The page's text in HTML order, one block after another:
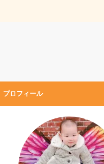
プロフィール